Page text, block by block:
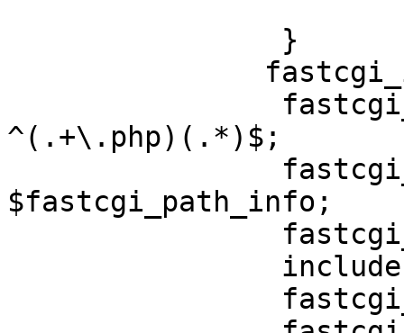
^(.+\.php)(.*)$;
$fastcgi_path_info;